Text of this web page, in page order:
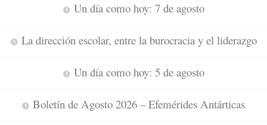
Un día como hoy: 7 de agosto
La dirección escolar, entre la burocracia y el liderazgo
Un día como hoy: 5 de agosto
Boletín de Agosto 2026 – Efemérides Antárticas